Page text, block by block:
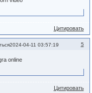
Цитировать
5
2024-04-11 03:57:19
online
Цитировать